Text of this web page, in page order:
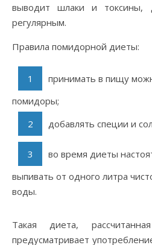
выводит шлаки и токсины,
регулярным.
Правила помидорной диеты:
принимать в пищу
помидоры;
добавлять специи и
во время диеты
выпивать от одного литра
воды.
Такая диета,
предусматривает